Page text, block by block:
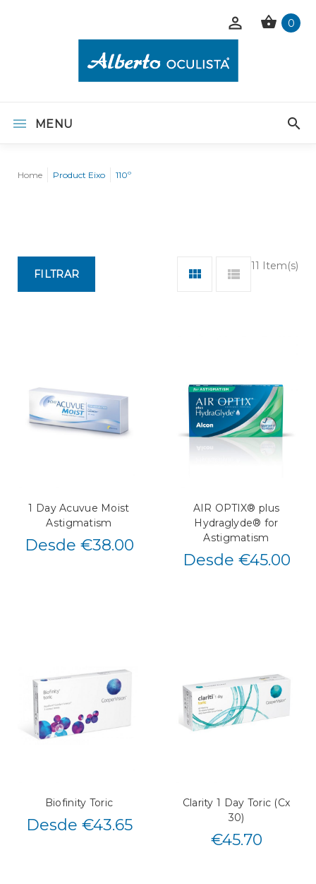
0
MENU
Home Product Eixo 110º
11 Item(s)
FILTRAR
1 Day Acuvue Moist
Astigmatism
Desde €38.00
AIR OPTIX® plus
Hydraglyde® for
Astigmatism
Desde €45.00
Biofinity Toric
Desde €43.65
Clarity 1 Day Toric (Cx
30)
€45.70